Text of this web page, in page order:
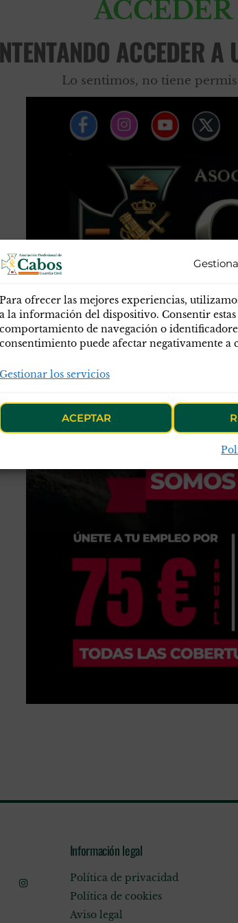
Para ofrecer las mejores experiencias,
a la información del dispositivo. Consentir
comportamiento de navegación o
consentimiento puede afectar negativamente a
Gestionar los servicios
ACEPTAR
ACCEDER
ACCEDER
Lo sentimos, no tiene
Información legal
Política de privacidad
Política de cookies
Aviso legal